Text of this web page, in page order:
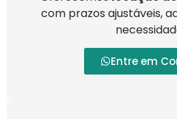
com prazos ajustáveis,
Entre em